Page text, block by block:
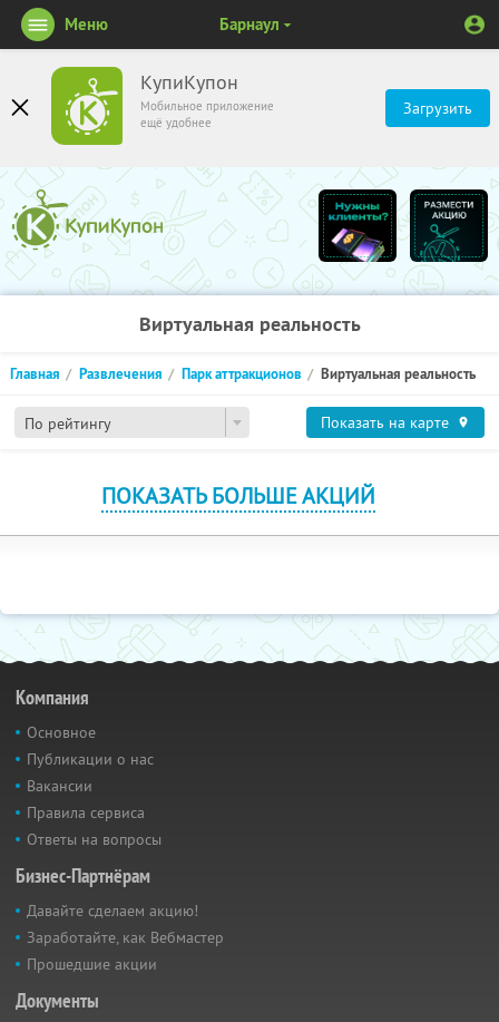
КупиКупон
Мобильное приложение
ещё удобнее
Загрузить
Меню Барнаул
Виртуальная реальность
По рейтингу
Главная Развлечения Парк аттракционов Виртуальная реальность
Показать на карте
ПОКАЗАТЬ БОЛЬШЕ АКЦИЙ
Компания
Основное
Публикации о нас
Вакансии
Правила сервиса
Ответы на вопросы
Бизнес-Партнёрам
Давайте сделаем акцию!
Заработайте, как Вебмастер
Прошедшие акции
Документы